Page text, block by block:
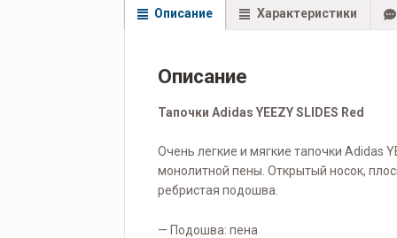
Описание Характеристики
Описание
Тапочки Adidas YEEZY SLIDES Red
Очень легкие и мягкие тапочки Adidas
монолитной пены. Открытый носок,
ребристая подошва.
— Подошва: пена